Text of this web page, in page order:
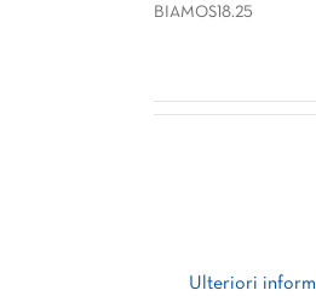
BIAMOS18.25
Ulteriori
Ulteriori